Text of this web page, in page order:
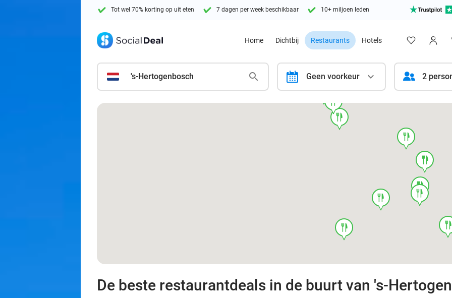
Tot wel 70% korting op uit eten 7 dagen per week beschikbaar 10+ miljoen leden
Home Dichtbij Restaurants Hotels
's-Hertogenbosch calendar Geen voorkeur 2
food
food
food
food
food
food
food
food
food
food
De beste restaurantdeals in de buurt van 's-